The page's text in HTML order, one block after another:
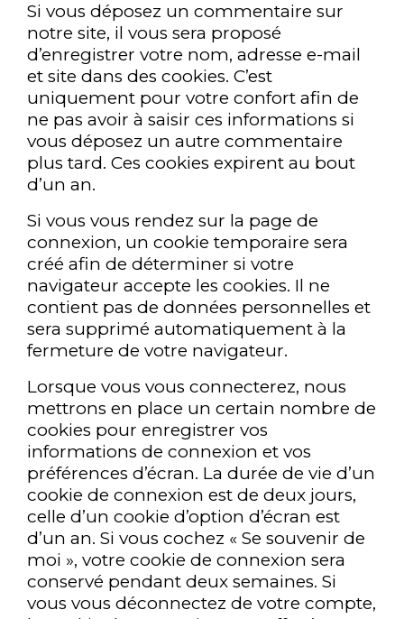
Si vous déposez un commentaire sur
notre site, il vous sera proposé
d’enregistrer votre nom, adresse e-mail
et site dans des cookies. C’est
uniquement pour votre confort afin de
ne pas avoir à saisir ces informations si
vous déposez un autre commentaire
plus tard. Ces cookies expirent au bout
d’un an.
Si vous vous rendez sur la page de
connexion, un cookie temporaire sera
créé afin de déterminer si votre
navigateur accepte les cookies. Il ne
contient pas de données personnelles et
sera supprimé automatiquement à la
fermeture de votre navigateur.
Lorsque vous vous connecterez, nous
mettrons en place un certain nombre de
cookies pour enregistrer vos
informations de connexion et vos
préférences d’écran. La durée de vie d’un
cookie de connexion est de deux jours,
celle d’un cookie d’option d’écran est
d’un an. Si vous cochez « Se souvenir de
moi », votre cookie de connexion sera
conservé pendant deux semaines. Si
vous vous déconnectez de votre compte,